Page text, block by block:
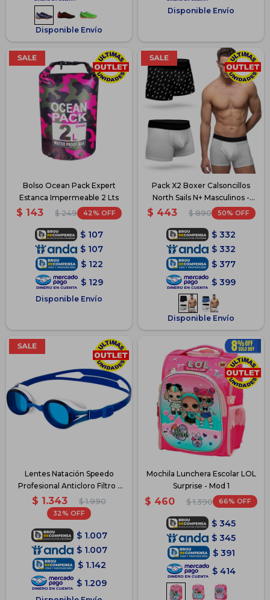
Disponible Envío
Disponible Envío
Bolso Ocean Pack Expert
Estanca Impermeable 2 Lts
$ 143 $ 249 42
$ 107
$ 107
$ 122
$ 129
Disponible Envío
Pack X2 Boxer Calsoncillos
North Sails N+ Masculinos -
Gris-Negro
$ 443 $ 890 50
$ 332
$ 332
$ 377
$ 399
Disponible Envío
Lentes Natación Speedo
Profesional Anticloro Filtro -
Azul
$ 1.343 $ 1.990
32
$ 1.007
$ 1.007
$ 1.142
$ 1.209
Mochila Lunchera Escolar LOL
Surprise - Mod 1
$ 460 $ 1.390 66
$ 345
$ 345
$ 391
$ 414